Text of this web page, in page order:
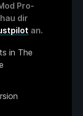
Pro-
dir
an.
in The